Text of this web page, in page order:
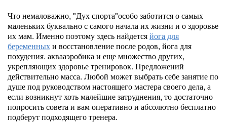
Что немаловажно, "Дух спорта"особо заботится о самых
маленьких буквально с самого начала их жизни и о здоровье
их мам. Именно поэтому здесь найдетсяйога для
беременныхи восстановление после родов, йога для
похудения. аквааэробика и еще множество других,
укрепляющих здоровье тренировок. Предложений
действительно масса. Любой может выбрать себе занятие по
душе под руководством настоящего мастера своего дела, а
если возникнут хоть малейшие затруднения, то достаточно
попросить совета и вам оперативно и абсолютно бесплатно
подберут подходящего тренера.